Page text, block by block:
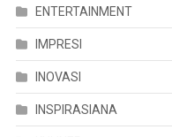
ENTERTAINMENT
IMPRESI
INOVASI
INSPIRASIANA